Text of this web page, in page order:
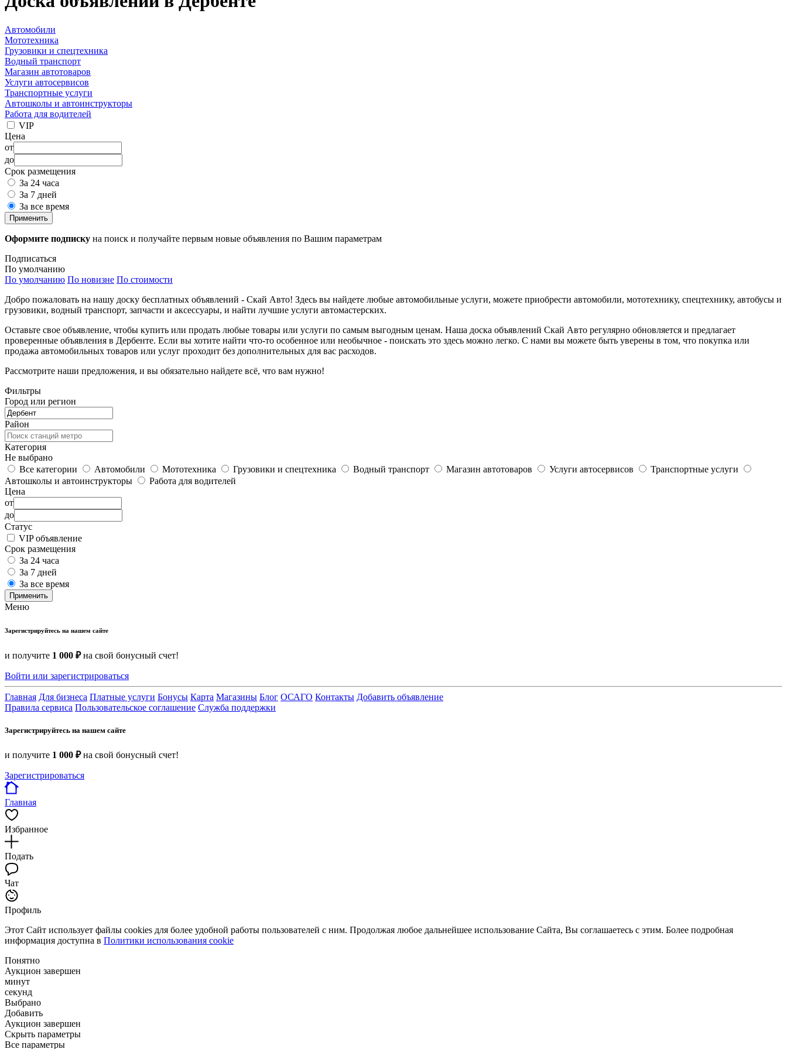
Автомобили
Мототехника
Грузовики и спецтехника
Водный транспорт
Магазин автотоваров
Услуги автосервисов
Транспортные услуги
Автошколы и автоинструкторы
Работа для водителей
VIP
Цена
от
до
Срок размещения
За 24 часа
За 7 дней
За все время
Применить
Оформите подписку на поиск и получайте первым новые объявления по Вашим параметрам
Подписаться
По умолчанию
По умолчанию По новизне По стоимости
Добро пожаловать на нашу доску бесплатных объявлений - Скай Авто! Здесь вы найдете любые автомобильные услуги, можете приобрести автомобили, мототехнику, спецтехнику, автобусы и
грузовики, водный транспорт, запчасти и аксессуары, и найти лучшие услуги автомастерских.
Оставьте свое объявление, чтобы купить или продать любые товары или услуги по самым выгодным ценам. Наша доска объявлений Скай Авто регулярно обновляется и предлагает
проверенные объявления в Дербенте. Если вы хотите найти что-то особенное или необычное - поискать это здесь можно легко. С нами вы можете быть уверены в том, что покупка или
продажа автомобильных товаров или услуг проходит без дополнительных для вас расходов.
Рассмотрите наши предложения, и вы обязательно найдете всё, что вам нужно!
Фильтры
Город или регион
Район
Категория
Не выбрано
Все категории
Автомобили Мототехника Грузовики и спецтехника Водный транспорт Магазин автотоваров Услуги автосервисов
Транспортные услуги
Автошколы и автоинструкторы
Работа для водителей
Цена
от
до
Статус
VIP объявление
Срок размещения
За 24 часа
За 7 дней
За все время
Применить
Меню
Зарегистрируйтесь на нашем сайте
и получите 1 000 ₽на свой бонусный счет!
Войти или зарегистрироваться
Главная Для бизнеса Платные услуги Бонусы Карта Магазины Блог ОСАГО Контакты Добавить объявление
Правила сервиса Пользовательское соглашение Служба поддержки
Зарегистрируйтесь на нашем сайте
и получите 1 000 ₽на свой бонусный счет!
Зарегистрироваться
Главная
Избранное
Подать
Чат
Профиль
Этот Сайт использует файлы cookies для более удобной работы пользователей с ним. Продолжая любое дальнейшее использование Сайта, Вы соглашаетесь с этим. Более подробная
информация доступна в Политики использования cookie
Понятно
Аукцион завершен
минут
секунд
Выбрано
Добавить
Аукцион завершен
Скрыть параметры
Все параметры